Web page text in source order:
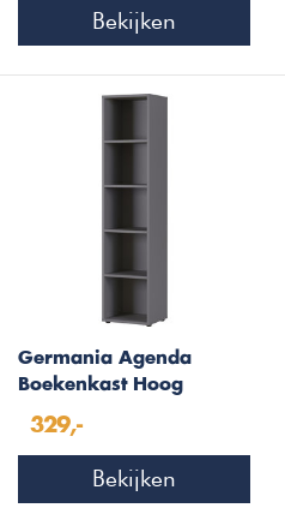
Bekijken
Germania Agenda
Boekenkast Hoog
329,-
Bekijken